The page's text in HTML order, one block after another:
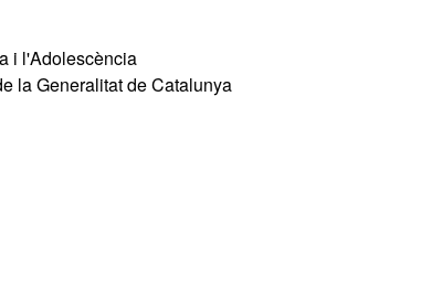
i l'Adolescència
la Generalitat de Catalunya